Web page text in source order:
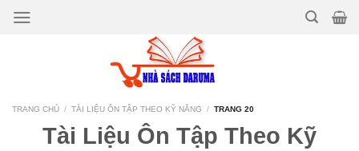
Bỏ
TRANG CHỦ / TÀI LIỆU ÔN TẬP THEO KỸ NĂNG / TRANG 20
Tài Liệu Ôn Tập Theo Kỹ